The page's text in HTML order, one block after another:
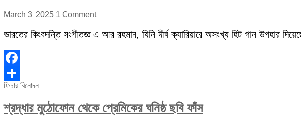
March 3, 2025 1 Comment
ভারতের কিংবদন্তি সংগীতজ্ঞ এ আর রহমান, যিনি দীর্ঘ ক্যারিয়ারে অসংখ্য হিট গান উপহার
Facebook
Share
ফিচার বিনোদন
শ্রদ্ধার মুঠোফোন থেকে প্রেমিকের ঘনিষ্ঠ ছবি ফাঁস